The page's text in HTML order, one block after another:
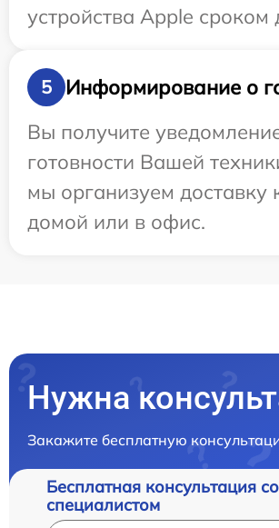
устройства Apple сроком
5
Информирование о
Вы получите
готовности Вашей
мы организуем доставку
домой или в офис.
Нужна
Закажите бесплатную
Бесплатная консультация со
специалистом